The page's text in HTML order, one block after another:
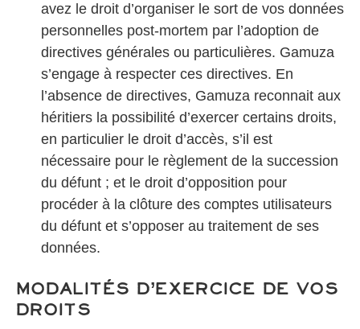
avez le droit d’organiser le sort de vos données
personnelles post-mortem par l’adoption de
directives générales ou particulières. Gamuza
s’engage à respecter ces directives. En
l’absence de directives, Gamuza reconnait aux
héritiers la possibilité d’exercer certains droits,
en particulier le droit d’accès, s’il est
nécessaire pour le règlement de la succession
du défunt ; et le droit d’opposition pour
procéder à la clôture des comptes utilisateurs
du défunt et s’opposer au traitement de ses
données.
Modalités d’exercice de vos
droits